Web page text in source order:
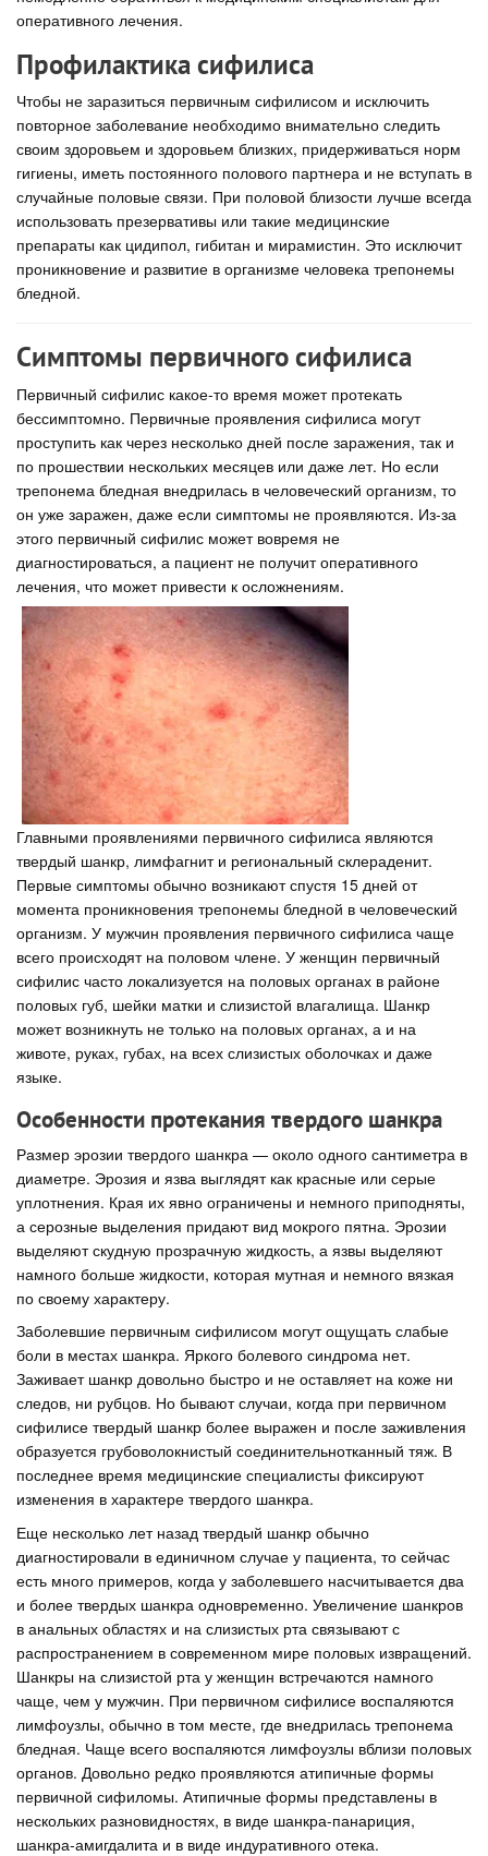
оперативного лечения.
Профилактика сифилиса
Чтобы не заразиться первичным сифилисом и исключить
повторное заболевание необходимо внимательно следить
своим здоровьем и здоровьем близких, придерживаться норм
гигиены, иметь постоянного полового партнера и не вступать в
случайные половые связи. При половой близости лучше всегда
использовать презервативы или такие медицинские
препараты как цидипол, гибитан и мирамистин. Это исключит
проникновение и развитие в организме человека трепонемы
бледной.
Симптомы первичного сифилиса
Первичный сифилис какое-то время может протекать
бессимптомно. Первичные проявления сифилиса могут
проступить как через несколько дней после заражения, так и
по прошествии нескольких месяцев или даже лет. Но если
трепонема бледная внедрилась в человеческий организм, то
он уже заражен, даже если симптомы не проявляются. Из-за
этого первичный сифилис может вовремя не
диагностироваться, а пациент не получит оперативного
лечения, что может привести к осложнениям.
Главными проявлениями первичного сифилиса являются
твердый шанкр, лимфагнит и региональный склераденит.
Первые симптомы обычно возникают спустя 15 дней от
момента проникновения трепонемы бледной в человеческий
организм. У мужчин проявления первичного сифилиса чаще
всего происходят на половом члене. У женщин первичный
сифилис часто локализуется на половых органах в районе
половых губ, шейки матки и слизистой влагалища. Шанкр
может возникнуть не только на половых органах, а и на
животе, руках, губах, на всех слизистых оболочках и даже
языке.
Особенности протекания твердого шанкра
Размер эрозии твердого шанкра — около одного сантиметра в
диаметре. Эрозия и язва выглядят как красные или серые
уплотнения. Края их явно ограничены и немного приподняты,
а серозные выделения придают вид мокрого пятна. Эрозии
выделяют скудную прозрачную жидкость, а язвы выделяют
намного больше жидкости, которая мутная и немного вязкая
по своему характеру.
Заболевшие первичным сифилисом могут ощущать слабые
боли в местах шанкра. Яркого болевого синдрома нет.
Заживает шанкр довольно быстро и не оставляет на коже ни
следов, ни рубцов. Но бывают случаи, когда при первичном
сифилисе твердый шанкр более выражен и после заживления
образуется грубоволокнистый соединительнотканный тяж. В
последнее время медицинские специалисты фиксируют
изменения в характере твердого шанкра.
Еще несколько лет назад твердый шанкр обычно
диагностировали в единичном случае у пациента, то сейчас
есть много примеров, когда у заболевшего насчитывается два
и более твердых шанкра одновременно. Увеличение шанкров
в анальных областях и на слизистых рта связывают с
распространением в современном мире половых извращений.
Шанкры на слизистой рта у женщин встречаются намного
чаще, чем у мужчин. При первичном сифилисе воспаляются
лимфоузлы, обычно в том месте, где внедрилась трепонема
бледная. Чаще всего воспаляются лимфоузлы вблизи половых
органов. Довольно редко проявляются атипичные формы
первичной сифиломы. Атипичные формы представлены в
нескольких разновидностях, в виде шанкра-панариция,
шанкра-амигдалита и в виде индуративного отека.